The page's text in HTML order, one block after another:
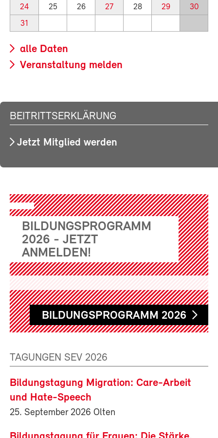
24
25 26 27 28 29
30
31
alle Daten
Veranstaltung melden
BEITRITTSERKLÄRUNG
Jetzt Mitglied werden
BILDUNGSPROGRAMM
2026 - JETZT
ANMELDEN!
BILDUNGSPROGRAMM 2026
TAGUNGEN SEV 2026
Bildungstagung Migration: Care-Arbeit
und Hate-Speech
25. September 2026 Olten